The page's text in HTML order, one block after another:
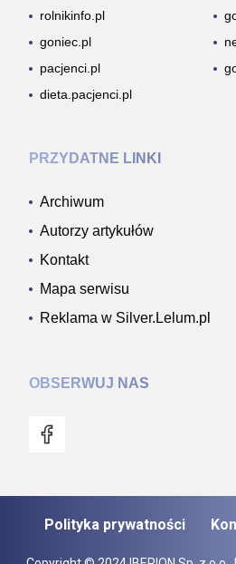
rolnikinfo.pl
goniec.pl
pacjenci.pl
dieta.pacjenci.pl
PRZYDATNE LINKI
Archiwum
Autorzy artykułów
Kontakt
Mapa serwisu
Reklama w Silver.Lelum.pl
OBSERWUJ NAS
Polityka prywatności